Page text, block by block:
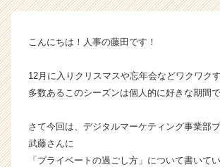
ン
ィ
ィ
エ
ジ
ン
こんにちは！人事の藤田です！
12月に入りクリスマスや忘年会などワクワク
多数あるこのシーズンは個人的に好きな期間
さて今回は、デジタルマーケティング事業部
武藤さんに
「プライベートの過ごし方」について書いて